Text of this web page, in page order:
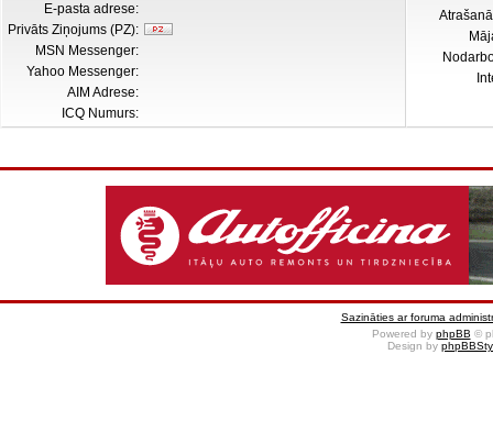
E-pasta adrese:
Privāts Ziņojums (PZ):
MSN Messenger:
Yahoo Messenger:
AIM Adrese:
ICQ Numurs:
Sazināties ar foruma
Powered by phpBB ©
Design by